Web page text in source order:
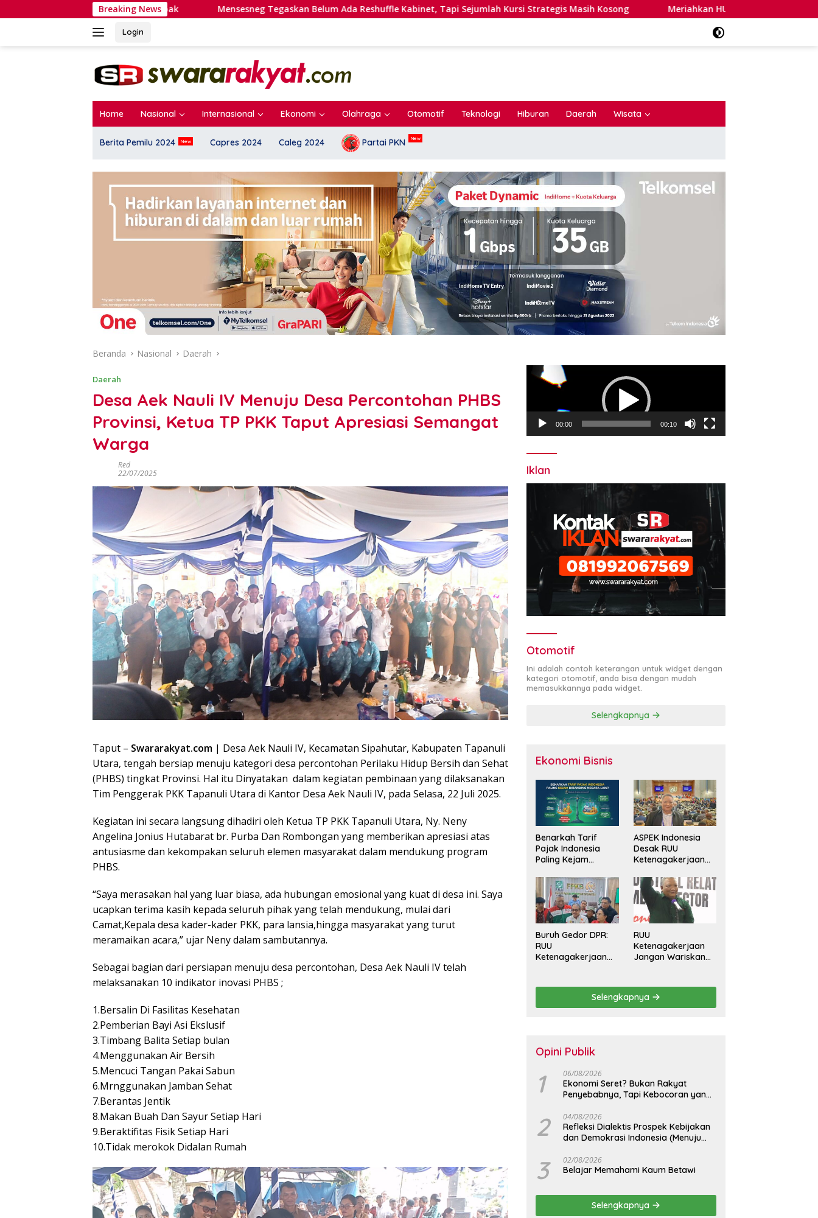
ke
Breaking News
Mensesneg Tegaskan Belum Ada Reshuffle Kabinet, Tapi Sejumlah Kursi Strategis Masih Kosong Meriahkan HUT ke-81 RI, Wakil Wali Kota H. Rustam Effendi
Login
Home Nasional Internasional Ekonomi Olahraga Otomotif Teknologi Hiburan Daerah Wisata
Berita Pemilu 2024 Capres 2024 Caleg 2024 Partai PKN
Beranda Nasional Daerah
Daerah
Desa Aek Nauli IV Menuju Desa Percontohan PHBS
Provinsi, Ketua TP PKK Taput Apresiasi Semangat
Warga
Red
22/07/2025
Taput – Swararakyat.com | Desa Aek Nauli IV, Kecamatan Sipahutar, Kabupaten Tapanuli
Utara, tengah bersiap menuju kategori desa percontohan Perilaku Hidup Bersih dan Sehat
(PHBS) tingkat Provinsi. Hal itu Dinyatakan dalam kegiatan pembinaan yang dilaksanakan
Tim Penggerak PKK Tapanuli Utara di Kantor Desa Aek Nauli IV, pada Selasa, 22 Juli 2025.
Kegiatan ini secara langsung dihadiri oleh Ketua TP PKK Tapanuli Utara, Ny. Neny
Angelina Jonius Hutabarat br. Purba Dan Rombongan yang memberikan apresiasi atas
antusiasme dan kekompakan seluruh elemen masyarakat dalam mendukung program
PHBS.
“Saya merasakan hal yang luar biasa, ada hubungan emosional yang kuat di desa ini. Saya
ucapkan terima kasih kepada seluruh pihak yang telah mendukung, mulai dari
Camat,Kepala desa kader-kader PKK, para lansia,hingga masyarakat yang turut
meramaikan acara,” ujar Neny dalam sambutannya.
Sebagai bagian dari persiapan menuju desa percontohan, Desa Aek Nauli IV telah
melaksanakan 10 indikator inovasi PHBS ;
1.Bersalin Di Fasilitas Kesehatan
2.Pemberian Bayi Asi Ekslusif
3.Timbang Balita Setiap bulan
4.Menggunakan Air Bersih
5.Mencuci Tangan Pakai Sabun
6.Mrnggunakan Jamban Sehat
7.Berantas Jentik
8.Makan Buah Dan Sayur Setiap Hari
9.Beraktifitas Fisik Setiap Hari
10.Tidak merokok Didalan Rumah
Pemutar
Video
00:00 00:10
Iklan
Otomotif
Ini adalah contoh keterangan untuk widget dengan
kategori otomotif, anda bisa dengan mudah
memasukkannya pada widget.
Selengkapnya
Ekonomi Bisnis
Benarkah Tarif
Pajak Indonesia
Paling Kejam
Lain?
ASPEK Indonesia
Desak RUU
Ketenagakerjaan
Perlindungan
Pekerja dan Jamin
Hak Pesangon
Buruh Gedor DPR:
RUU
Ketenagakerjaan
Setahun dan
Pulihkan Upah
RUU
Ketenagakerjaan
Jangan Wariskan
Hidup
Selengkapnya
Opini Publik
1 06/08/2026
Ekonomi Seret? Bukan Rakyat
Penyebabnya, Tapi Kebocoran yang
2 04/08/2026
Refleksi Dialektis Prospek Kebijakan
dan Demokrasi Indonesia (Menuju
Republik Indonesia)
3 02/08/2026
Belajar Memahami Kaum Betawi
Selengkapnya